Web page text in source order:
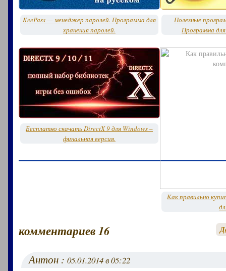
KeePass — менеджер паролей. Программа для
хранения паролей.
Полезные
Программа
Бесплатно скачать DirectX 9 для Windows –
финальная версия.
Как правильно
комментариев 16
Антон :05.01.2014 в 05:22